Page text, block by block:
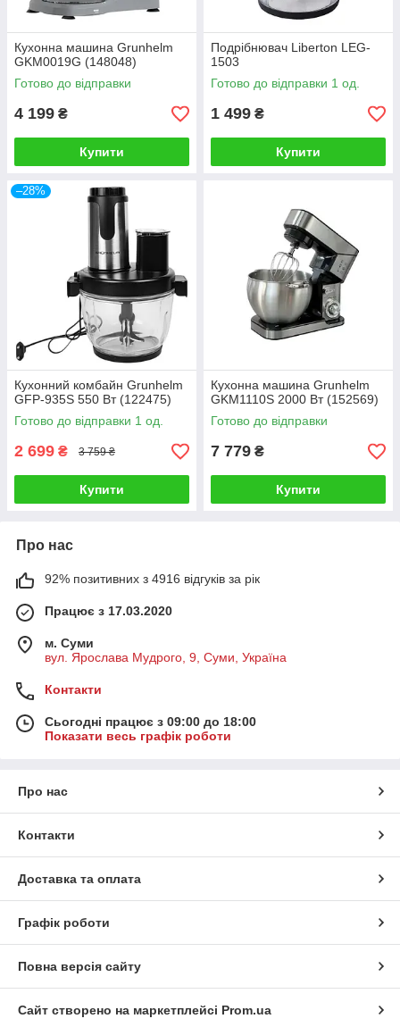
Кухонна машина Grunhelm
GKM0019G (148048)
Готово до відправки
4 199 ₴
Купити
Подрібнювач Liberton LEG-
1503
Готово до відправки 1 од.
1 499 ₴
Купити
–28%
Кухонний комбайн Grunhelm
GFP-935S 550 Вт (122475)
Готово до відправки 1 од.
2 699 ₴ 3 759 ₴
Купити
Кухонна машина Grunhelm
GKM1110S 2000 Вт (152569)
Готово до відправки
7 779 ₴
Купити
Про нас
92% позитивних з 4916 відгуків за рік
Працює з 17.03.2020
м. Суми
вул. Ярослава Мудрого, 9, Суми, Україна
Контакти
Сьогодні працює з 09:00 до 18:00
Показати весь графік роботи
Про нас
Контакти
Доставка та оплата
Графік роботи
Повна версія сайту
Сайт створено на маркетплейсі Prom.ua